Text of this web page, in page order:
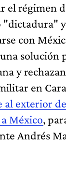
el régimen
"dictadura"
con
solución
y
en
al exterior
México,
Andrés